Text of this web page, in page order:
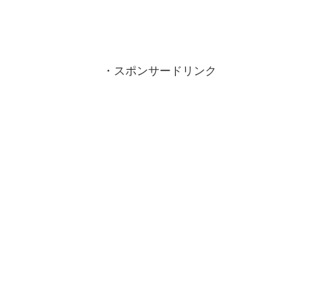
・スポンサードリンク